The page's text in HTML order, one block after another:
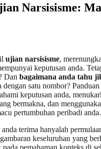
Narsisisme:
ujian narsisisme,
keputusan anda.
Dan bagaimana anda tahu
dengan satu nombor?
keputusan anda,
bermakna, dan
pertumbuhan peribadi anda.
terima hanyalah
keseluruhan yang
pada pemahaman konteks di